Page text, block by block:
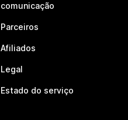
comunicação
Parceiros
Afiliados
Legal
Estado do serviço